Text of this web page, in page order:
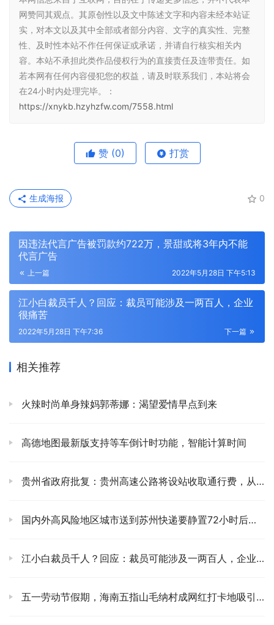
网赞同其观点。其原创性以及文中陈述文字和内容未经本站证
实，对本文以及其中全部或者部分内容、文字的真实性、完整
性、及时性本站不作任何保证或承诺，并请自行核实相关内
容。本站不承担此类作品侵权行为的直接责任及连带责任。如
若本网有任何内容侵犯您的权益，请及时联系我们，本站将会
在24小时内处理完毕。：
https://xnykb.hzyhzfw.com/7558.html
赞 (0) 打赏
0
生成海报
因违法代言广告被罚款约722万，景甜或将3年内不能
代言广告
上一篇 2022年5月28日 下午5:13
江小白裁员千人？回应：裁员可能涉及一两百人，企业
很痛苦
下一篇
2022年5月28日 下午7:36
相关推荐
火辣时尚单身辣妈郭蒂娜：渴望爱情早点到来
高德地图最新版支持等车倒计时功能，智能计算时间
贵州省政府批复：贵州高速公路将设站收取通行费，从贵阳至…
国内外高风险地区城市送到苏州快递要静置72小时后再发货
江小白裁员千人？回应：裁员可能涉及一两百人，企业很痛苦
五一劳动节假期，海南五指山毛纳村成网红打卡地吸引成千上万游客